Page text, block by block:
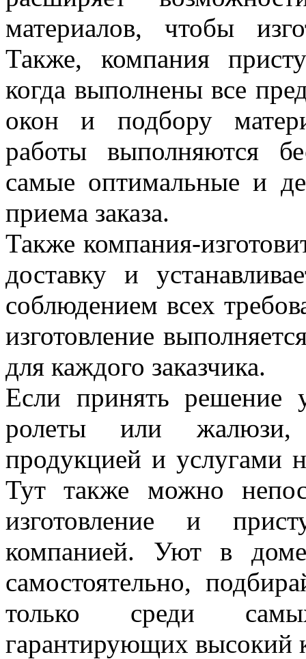
материалов, чтобы
Также, компания
когда выполнены все
окон и подбору
работы выполняются
самые оптимальные и
приема заказа.
Также компания-
доставку и
соблюдением всех
изготовление
для каждого заказчика.
Если принять решение
ролеты или жалюзи,
продукцией и услугами
Тут также можно
изготовление и
компанией. Уют в
самостоятельно,
только среди
гарантирующих высокий